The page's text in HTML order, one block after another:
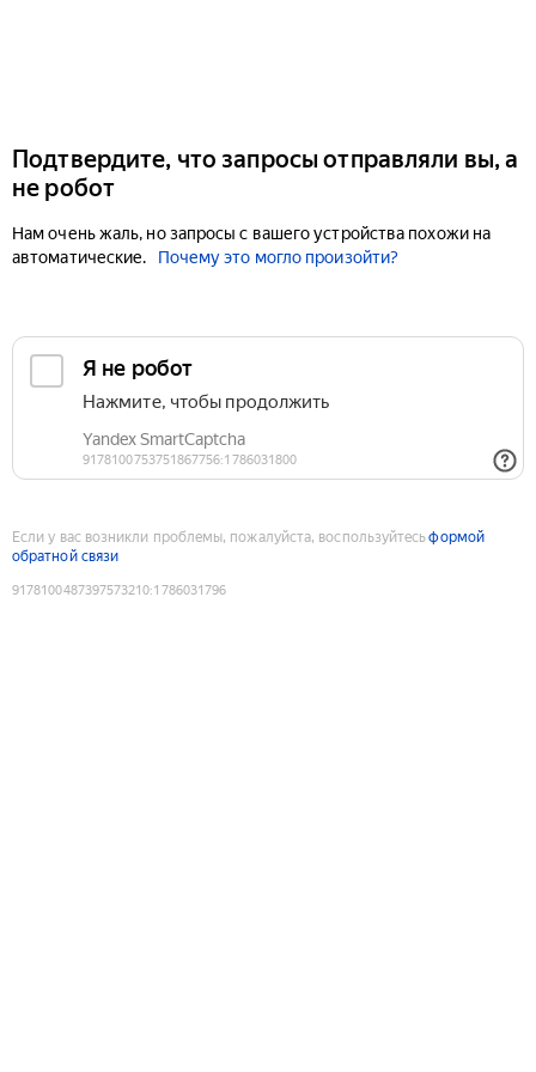
Подтвердите, что запросы отправляли вы, а
не робот
Нам очень жаль, но запросы с вашего устройства похожи на
автоматические.
Почему это могло произойти?
Если у вас возникли проблемы, пожалуйста, воспользуйтесьформой
обратной связи
9178100487397573210:1786031796